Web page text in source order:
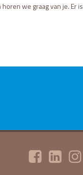
we graag van je. Er is